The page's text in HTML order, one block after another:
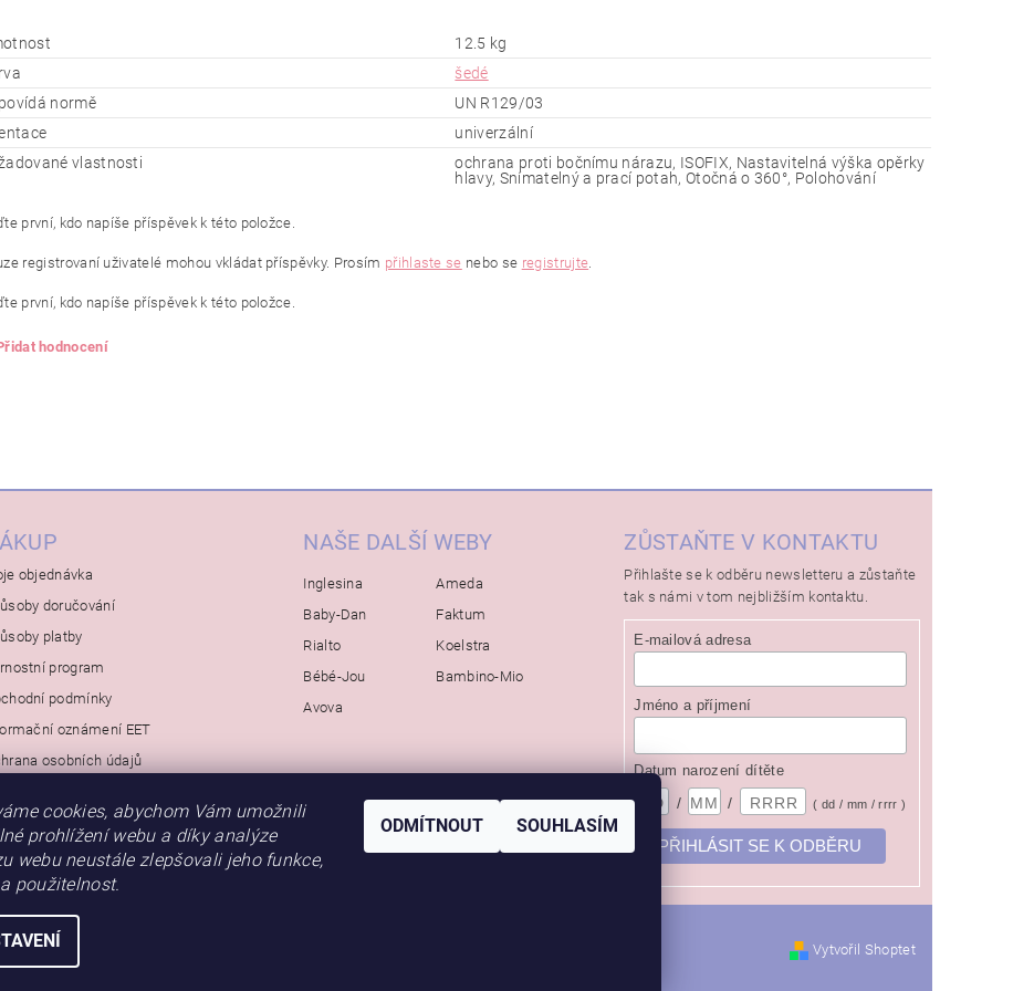
12.5 kg
šedé
normě
UN R129/03
univerzální
vlastnosti
ochrana proti bočnímu nárazu, ISOFIX, Nastavitelná výška opěrky
hlavy, Snímatelný a prací potah, Otočná o 360°, Polohování
první, kdo napíše příspěvek k této položce.
registrovaní uživatelé mohou vkládat příspěvky. Prosím přihlaste se nebo se registrujte
první, kdo napíše příspěvek k této položce.
hodnocení
objednávka
doručování
platby
program
podmínky
oznámení EET
osobních údajů
NAŠE DALŠÍ WEBY
Inglesina
Baby-Dan
Rialto
Bébé-Jou
Avova
Ameda
Faktum
Koelstra
Bambino-Mio
ZŮSTAŇTE V KONTAKTU
Přihlašte se k odběru newsletteru a zůstaňte
tak s námi v tom nejbližším kontaktu.
E-mailová adresa
Jméno a příjmení
Datum narození dítěte
/ / ( dd / mm / rrrr )
Vytvořil Shoptet
cookies, abychom Vám umožnili
prohlížení webu a díky analýze
webu neustále zlepšovali jeho funkce,
použitelnost.
ODMÍTNOUT SOUHLASÍM